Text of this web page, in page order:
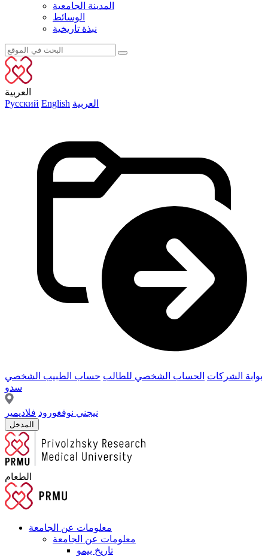
المدينة الجامعية
الوسائط
نبذة تاريخية
العربية
Русский English العربية
بوابة الشركات الحساب الشخصي للطالب حساب الطبيب الشخصي
سدو
نيجني نوفغورود فلاديمير
المدخل
الطعام
معلومات عن الجامعة
معلومات عن الجامعة
تاريخ بيمو